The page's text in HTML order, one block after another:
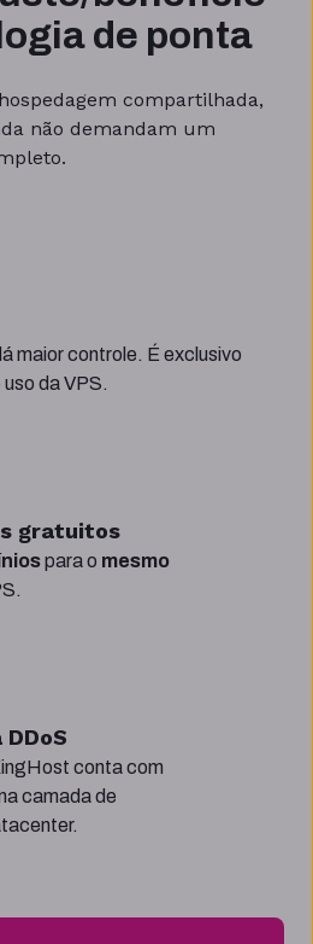
de ponta
compartilhada,
não demandam um
maior controle. É exclusivo
da VPS.
gratuitos
para o mesmo
conta com
camada de